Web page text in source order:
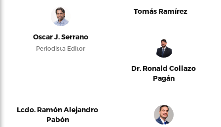
Oscar J. Serrano
Periodista Editor
Tomás Ramírez
Dr. Ronald Collazo
Pagán
Lcdo. Ramón Alejandro
Pabón